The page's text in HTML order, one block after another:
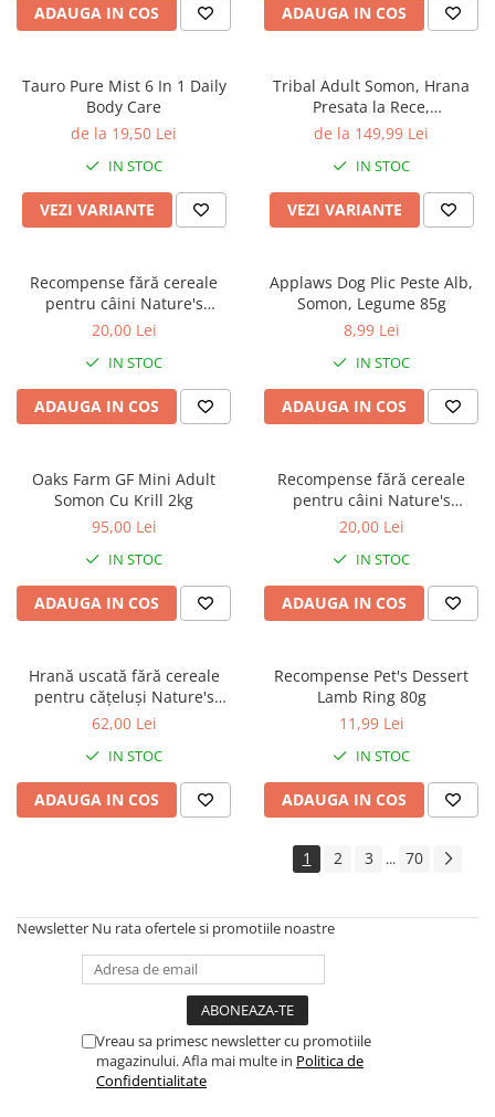
ADAUGA IN COS ADAUGA IN COS
Tauro Pure Mist 6 In 1 Daily
Body Care
de la 19,50 Lei
IN STOC
VEZI VARIANTE
Tribal Adult Somon, Hrana
Presata la Rece,
Hipoalergenica
de la 149,99 Lei
IN STOC
VEZI VARIANTE
Recompense fără cereale
pentru câini Nature's
Protection Superior Care
Care cu Somon, 110g
20,00 Lei
IN STOC
ADAUGA IN COS
Applaws Dog Plic Peste Alb,
Somon, Legume 85g
8,99 Lei
IN STOC
ADAUGA IN COS
Oaks Farm GF Mini Adult
Somon Cu Krill 2kg
95,00 Lei
IN STOC
ADAUGA IN COS
Recompense fără cereale
pentru câini Nature's
Protection Superior Care Hips
20,00 Lei
IN STOC
ADAUGA IN COS
Hrană uscată fără cereale
pentru cățeluși Nature's
Protection Superior Care Red
Small & Mini Breeds, Somon,
1.5kg
62,00 Lei
IN STOC
ADAUGA IN COS
Recompense Pet's Dessert
Lamb Ring 80g
11,99 Lei
IN STOC
ADAUGA IN COS
1 2 3 ... 70
Newsletter Nu rata ofertele si promotiile noastre
Vreau sa primesc newsletter cu promotiile
magazinului. Afla mai multe in Politica de
Confidentialitate